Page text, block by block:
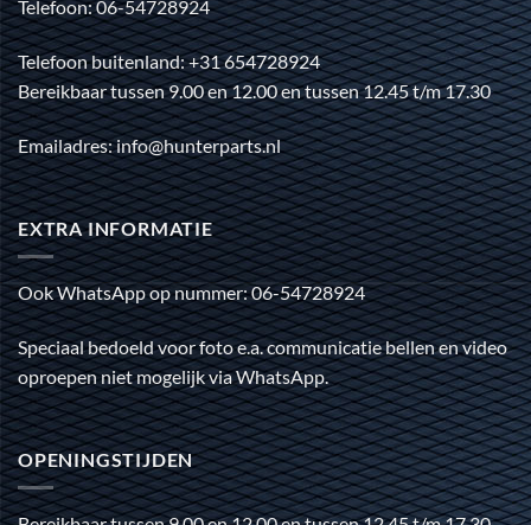
Telefoon: 06-54728924
Telefoon buitenland: +31 654728924
Bereikbaar tussen 9.00 en 12.00 en tussen 12.45 t/m 17.30
Emailadres: info@hunterparts.nl
EXTRA INFORMATIE
Ook WhatsApp op nummer: 06-54728924
Speciaal bedoeld voor foto e.a. communicatie bellen en video
oproepen niet mogelijk via WhatsApp.
OPENINGSTIJDEN